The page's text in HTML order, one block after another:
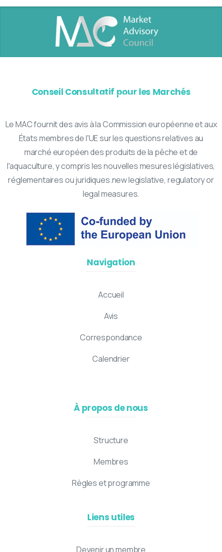
Conseil Consultatif pour les Marchés
Le MAC fournit des avis à la Commission européenne et aux
États membres de l'UE sur les questions relatives au
marché européen des produits de la pêche et de
l'aquaculture, y compris les nouvelles mesures législatives,
réglementaires ou juridiques.new legislative, regulatory or
legal measures.
Navigation
Accueil
Avis
Correspondance
Calendrier
À propos de nous
Structure
Membres
Règles et programme
Liens utiles
Devenir un membre